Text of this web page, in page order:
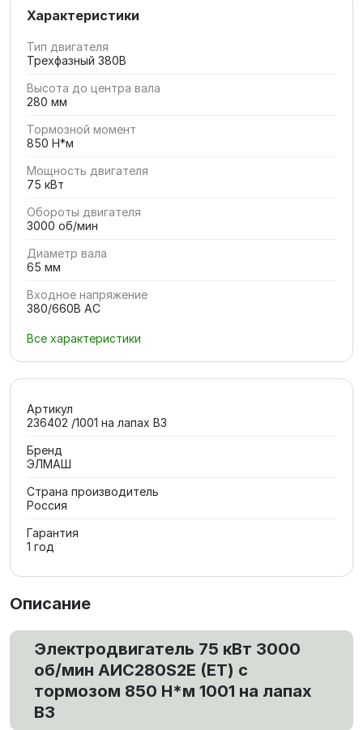
Характеристики
Тип двигателя
Трехфазный 380В
Высота до центра вала
280 мм
Тормозной момент
850 Н*м
Мощность двигателя
75 кВт
Обороты двигателя
3000 об/мин
Диаметр вала
65 мм
Входное напряжение
380/660В AC
Все характеристики
Артикул
236402 /1001 на лапах В3
Бренд
ЭЛМАШ
Страна производитель
Россия
Гарантия
1 год
Описание
Электродвигатель 75 кВт 3000
об/мин AИC280S2Е (ET) с
тормозом 850 Н*м 1001 на лапах
В3